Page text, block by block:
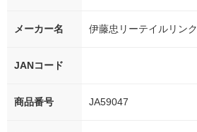
メーカー名 伊藤忠リーテイルリンク
JANコード
商品番号 JA59047